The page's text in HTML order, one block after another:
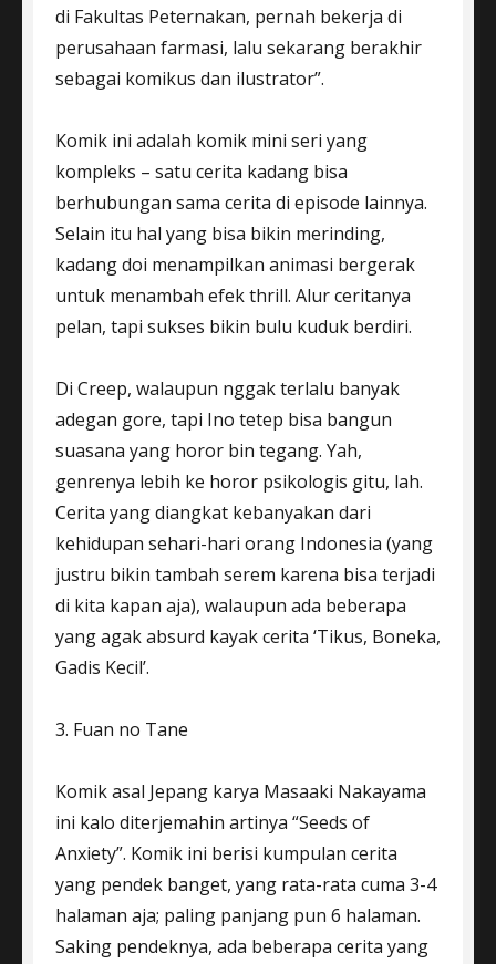
di Fakultas Peternakan, pernah bekerja di
perusahaan farmasi, lalu sekarang berakhir
sebagai komikus dan ilustrator”.
Komik ini adalah komik mini seri yang
kompleks – satu cerita kadang bisa
berhubungan sama cerita di episode lainnya.
Selain itu hal yang bisa bikin merinding,
kadang doi menampilkan animasi bergerak
untuk menambah efek thrill. Alur ceritanya
pelan, tapi sukses bikin bulu kuduk berdiri.
Di Creep, walaupun nggak terlalu banyak
adegan gore, tapi Ino tetep bisa bangun
suasana yang horor bin tegang. Yah,
genrenya lebih ke horor psikologis gitu, lah.
Cerita yang diangkat kebanyakan dari
kehidupan sehari-hari orang Indonesia (yang
justru bikin tambah serem karena bisa terjadi
di kita kapan aja), walaupun ada beberapa
yang agak absurd kayak cerita ‘Tikus, Boneka,
Gadis Kecil’.
3. Fuan no Tane
Komik asal Jepang karya Masaaki Nakayama
ini kalo diterjemahin artinya “Seeds of
Anxiety”. Komik ini berisi kumpulan cerita
yang pendek banget, yang rata-rata cuma 3-4
halaman aja; paling panjang pun 6 halaman.
Saking pendeknya, ada beberapa cerita yang